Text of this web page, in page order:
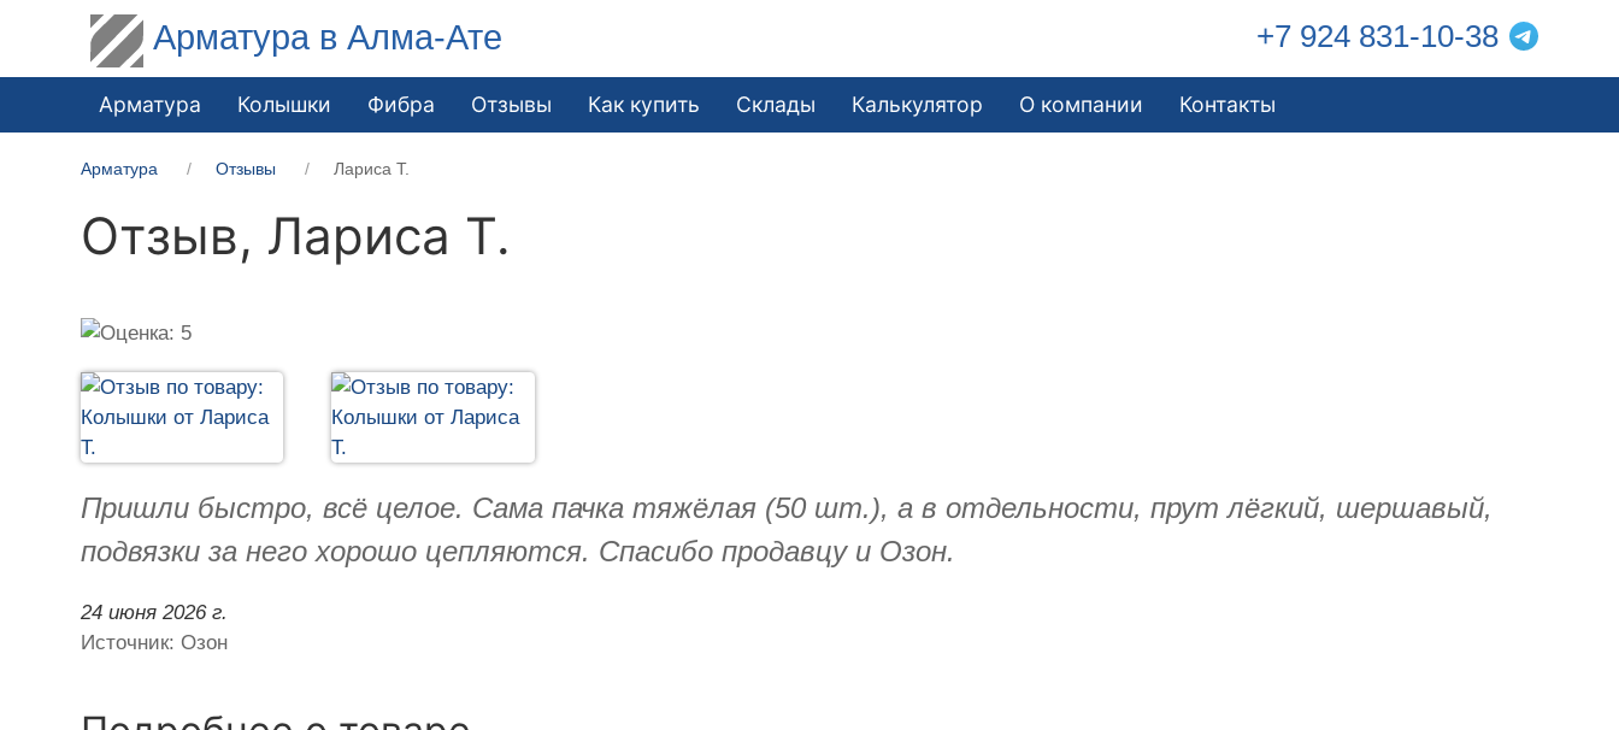
Арматура в Алма-Ате +7 924 831-10-38
Арматура Колышки Фибра Отзывы Как купить Склады Калькулятор О компании Контакты
Арматура Отзывы Лариса Т.
Отзыв, Лариса Т.
Пришли быстро, всё целое. Сама пачка тяжёлая (50 шт.), а в отдельности, прут лёгкий, шершавый,
подвязки за него хорошо цепляются. Спасибо продавцу и Озон.
24 июня 2026 г.
Источник: Озон